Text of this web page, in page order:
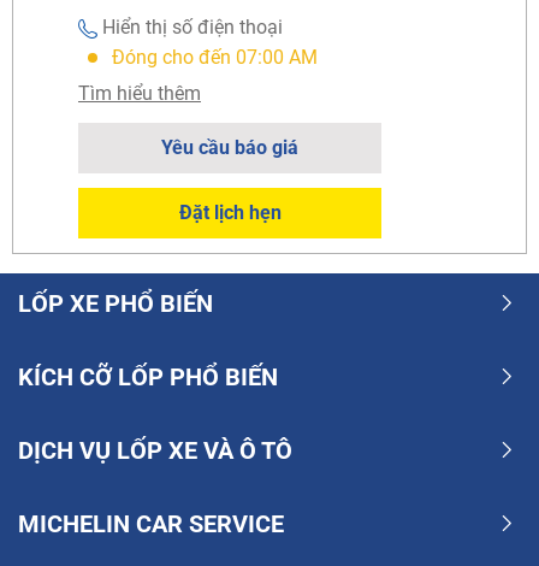
Hiển thị số điện thoại
Đóng cho đến 07:00 AM
Tìm hiểu thêm
Yêu cầu báo giá
Đặt lịch hẹn
LỐP XE PHỔ BIẾN
KÍCH CỠ LỐP PHỔ BIẾN
DỊCH VỤ LỐP XE VÀ Ô TÔ
MICHELIN CAR SERVICE